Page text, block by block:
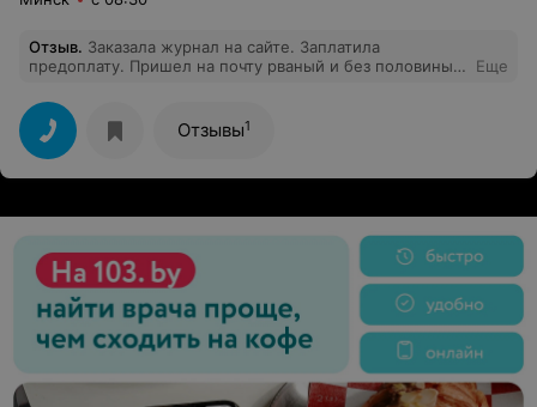
Отзыв. Заказала журнал на сайте. Заплатила
предоплату. Пришел на почту рваный и без половины
Еще
Отзывы1